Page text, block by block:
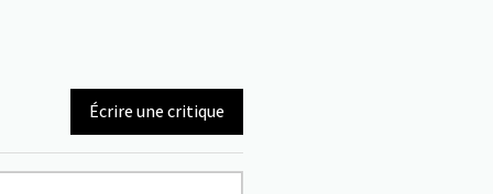
Écrire une critique